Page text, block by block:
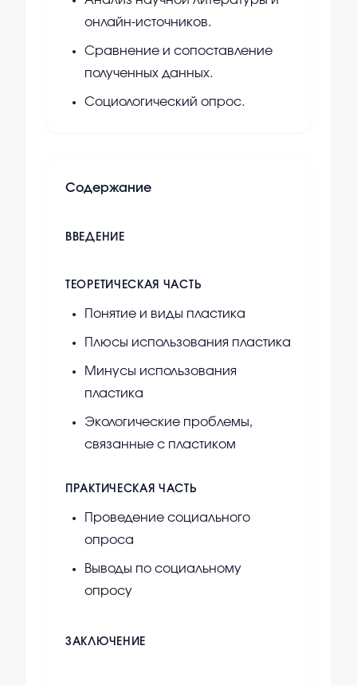
онлайн-источников.
Сравнение и сопоставление
полученных данных.
Социологический опрос.
Содержание
ВВЕДЕНИЕ
ТЕОРЕТИЧЕСКАЯ ЧАСТЬ
Понятие и виды пластика
Плюсы использования пластика
Минусы использования
пластика
Экологические проблемы,
связанные с пластиком
ПРАКТИЧЕСКАЯ ЧАСТЬ
Проведение социального
опроса
Выводы по социальному
опросу
ЗАКЛЮЧЕНИЕ